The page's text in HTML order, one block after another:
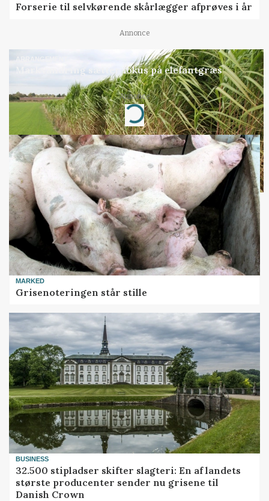
Forserie til selvkørende skårlægger afprøves i år
Annonce
ARRANGEMENT
Markvandring sætter fokus på elefantgræs
Annonce
Loading...
MARKED
Grisenoteringen står stille
BUSINESS
32.500 stipladser skifter slagteri: En af landets
største producenter sender nu grisene til
Danish Crown